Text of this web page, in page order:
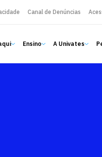
Canal de Denúncias
Ensino A Univates